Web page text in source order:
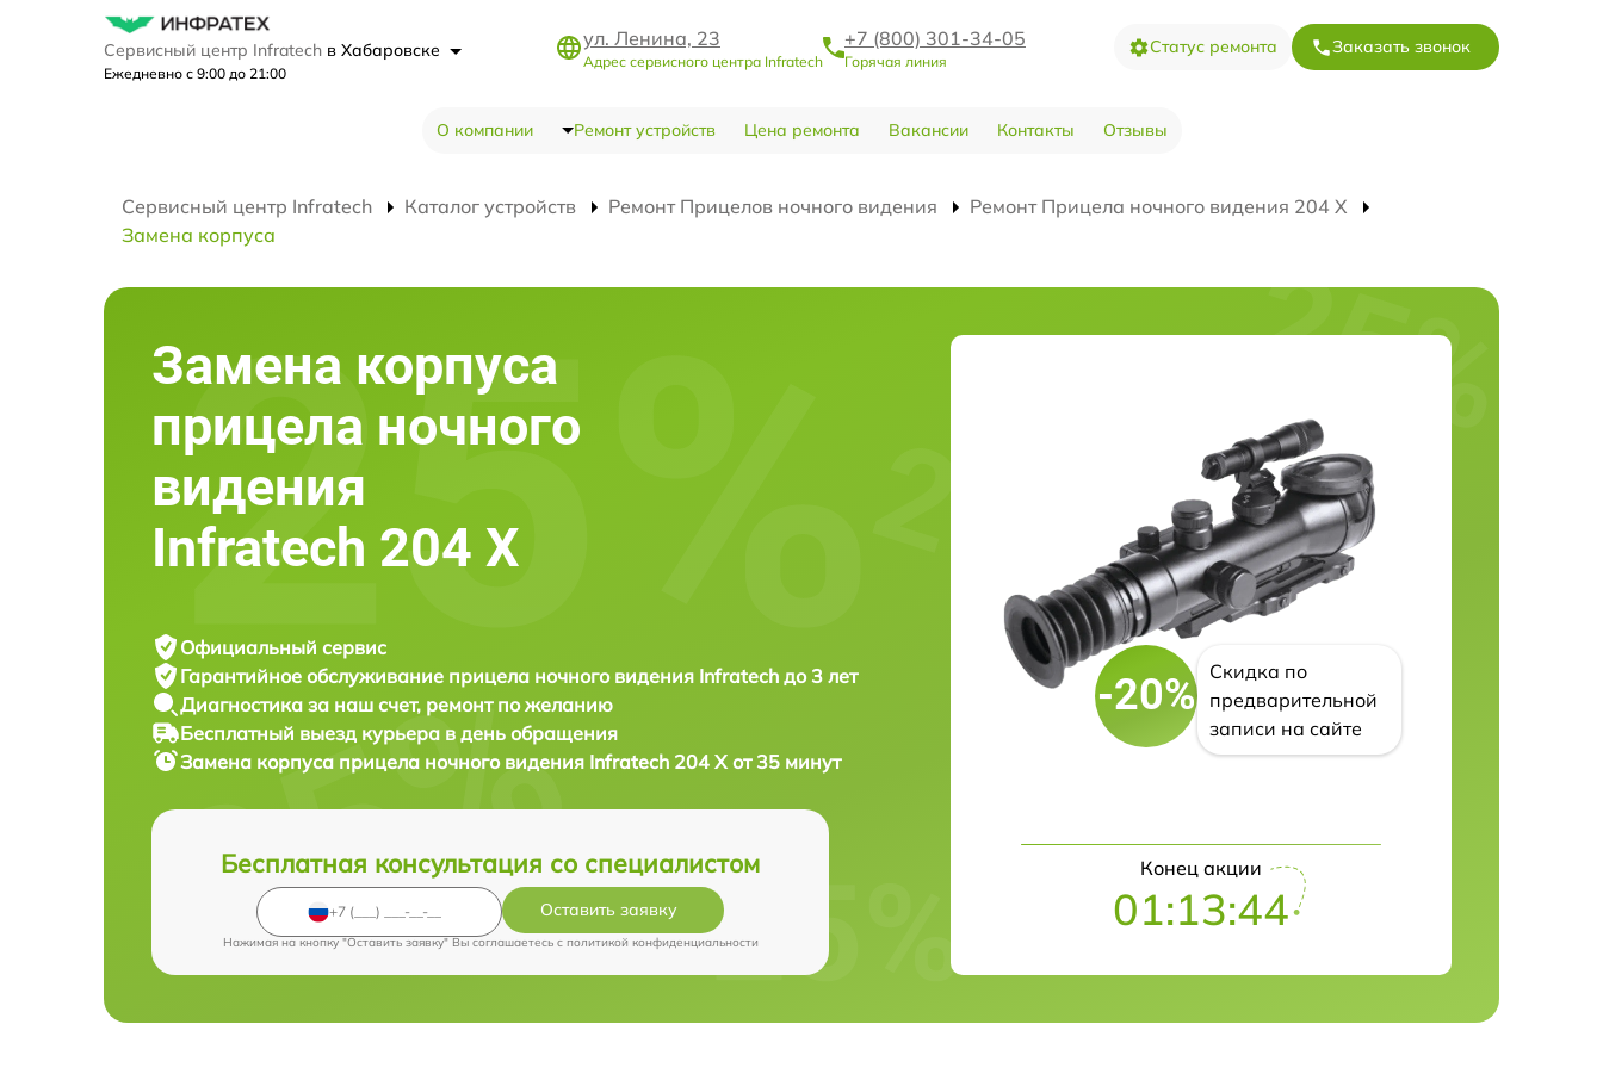
Сервисный центр Infratech в Хабаровске
Ежедневно с 9:00 до 21:00
ул. Ленина, 23
Адрес сервисного центра Infratech
+7 (800) 301-34-05
Горячая линия
Статус ремонта Заказать звонок
О компании Ремонт устройств Цена ремонта Вакансии Контакты Отзывы
Сервисный центр Infratech Каталог устройств Ремонт Прицелов ночного видения
Ремонт Прицела ночного видения 204 Х
Замена корпуса
Замена корпуса
прицела ночного
видения
Infratech 204 Х
Официальный сервис
Гарантийное обслуживание прицела ночного видения Infratech до 3 лет
Диагностика за наш счет, ремонт по желанию
Бесплатный выезд курьера в день обращения
Замена корпуса прицела ночного видения Infratech 204 Х от 35 минут
Бесплатная консультация со специалистом
Оставить заявку
Нажимая на кнопку "Оставить заявку" Вы соглашаетесь c политикой конфиденциальности
-20%
Скидка по
предварительной
записи на сайте
Конец акции
01:13:43